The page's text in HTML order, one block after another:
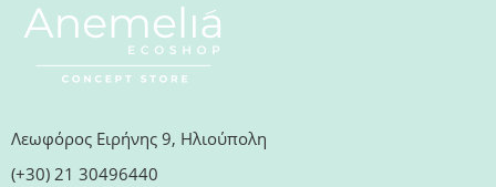
Λεωφόρος Ειρήνης 9, Ηλιούπολη
(+30) 21 30496440